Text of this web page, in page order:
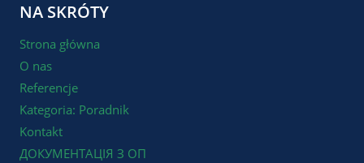
NA SKRÓTY
Strona główna
O nas
Referencje
Kategoria: Poradnik
Kontakt
ДОКУМЕНТАЦІЯ З ОП